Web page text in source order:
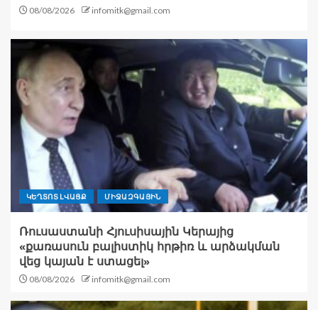
08/08/2026 infomitk@gmail.com
ԿԵՂՏՈՏ ԼՎԱՑՔ ՄԻՋԱԶԳԱՅԻՆ
Ռուսաստանի Հյուսիսային Կերայից
«քառասուն բալիստիկ հրթիռ և արձակման
վեց կայան է ստացել»
08/08/2026 infomitk@gmail.com